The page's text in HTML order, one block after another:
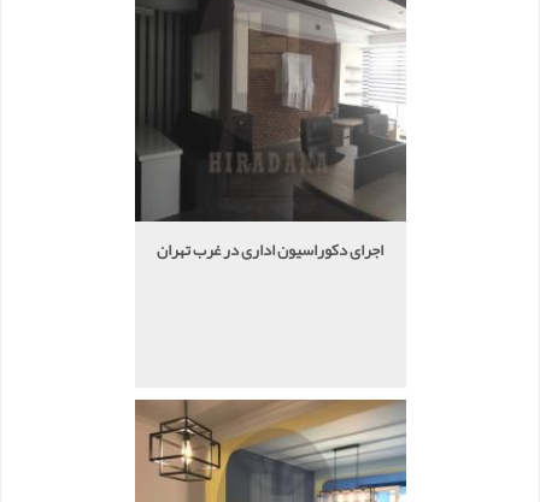
اجرای دکوراسیون اداری در غرب تهران